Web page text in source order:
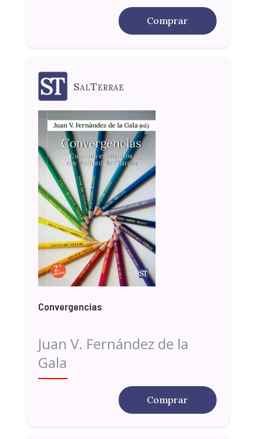
Comprar
SalTerrae
Convergencias
Juan V. Fernández de la
Gala
Comprar